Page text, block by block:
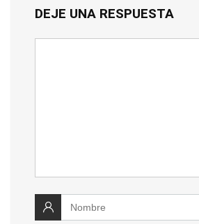
DEJE UNA RESPUESTA